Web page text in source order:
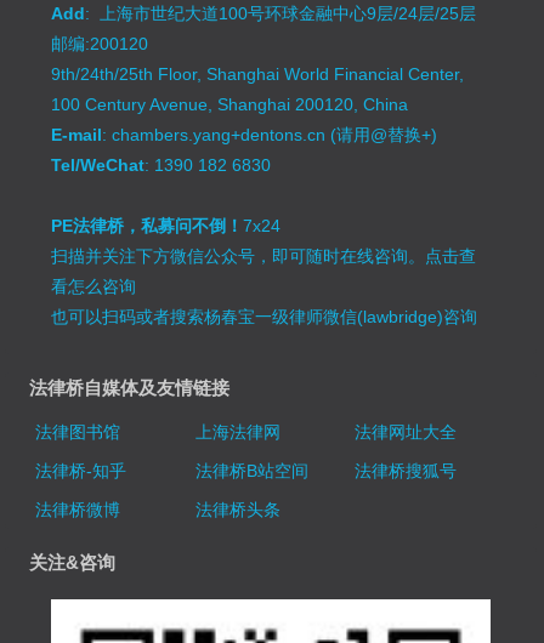
Add: 上海市世纪大道100号环球金融中心9层/24层/25层
邮编:200120
9th/24th/25th Floor, Shanghai World Financial Center,
100 Century Avenue, Shanghai 200120, China
E-mail: chambers.yang+dentons.cn (请用@替换+)
Tel/WeChat: 1390 182 6830
PE法律桥，私募问不倒！7x24
扫描并关注下方微信公众号，即可随时在线咨询。 点击查
看怎么咨询
也可以扫码或者搜索杨春宝一级律师微信(lawbridge)咨询
法律桥自媒体及友情链接
法律图书馆 上海法律网
法律网址大全
法律桥-知乎
法律桥B站空间
法律桥搜狐号
法律桥微博
法律桥头条
关注&咨询